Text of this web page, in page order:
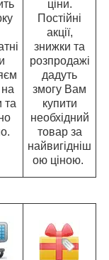
та
ціни.
Постійні
акції,
знижки та
розпродажі
дадуть
змогу Вам
купити
необхідний
товар за
найвигідніш
ою ціною.